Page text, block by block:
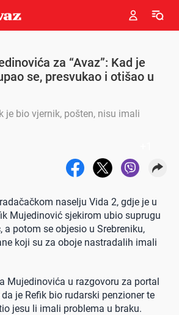
za “Avaz”: Kad je
se, presvukao i otišao u
je bio vjernik, pošten, nisu imali
naselju Vida 2, gdje je u
Mujedinović sjekirom ubio suprugu
a potom se objesio u Srebreniku,
koji su za oboje nastradalih imali
Mujedinovića u razgovoru za portal
da je Refik bio rudarski penzioner te
jesu li imali problema u braku.